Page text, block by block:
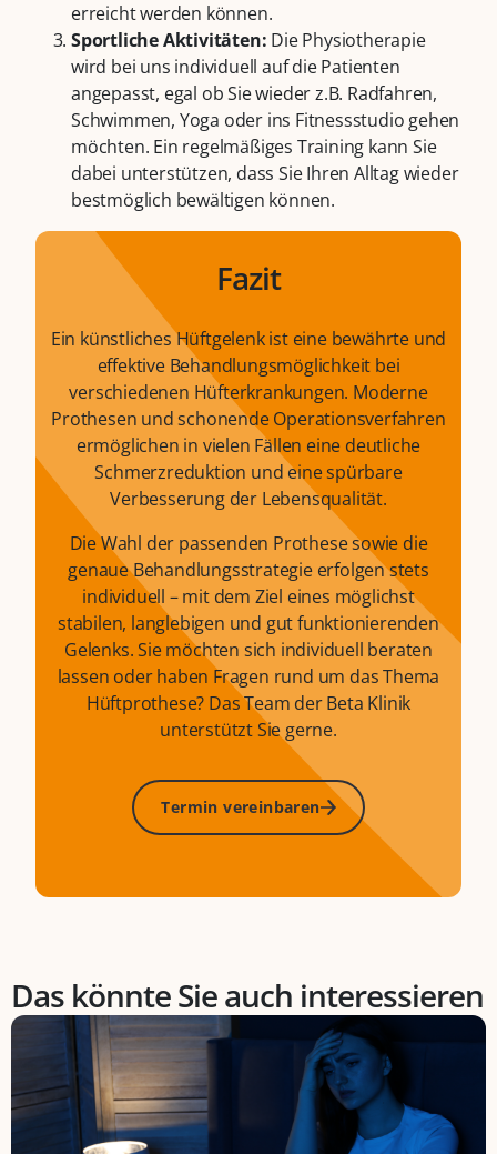
erreicht werden können.
Sportliche Aktivitäten: Die Physiotherapie
wird bei uns individuell auf die Patienten
angepasst, egal ob Sie wieder z.B. Radfahren,
Schwimmen, Yoga oder ins Fitnessstudio gehen
möchten. Ein regelmäßiges Training kann Sie
dabei unterstützen, dass Sie Ihren Alltag wieder
bestmöglich bewältigen können.
Fazit
Ein künstliches Hüftgelenk ist eine bewährte und
effektive Behandlungsmöglichkeit bei
verschiedenen Hüfterkrankungen. Moderne
Prothesen und schonende Operationsverfahren
ermöglichen in vielen Fällen eine deutliche
Schmerzreduktion und eine spürbare
Verbesserung der Lebensqualität.
Die Wahl der passenden Prothese sowie die
genaue Behandlungsstrategie erfolgen stets
individuell – mit dem Ziel eines möglichst
stabilen, langlebigen und gut funktionierenden
Gelenks. Sie möchten sich individuell beraten
lassen oder haben Fragen rund um das Thema
Hüftprothese? Das Team der Beta Klinik
unterstützt Sie gerne.
Termin vereinbaren
Das könnte Sie auch interessieren